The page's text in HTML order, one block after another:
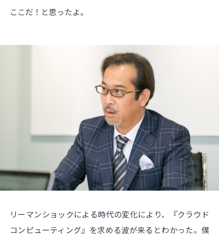
ここだ！と思ったよ。
リーマンショックによる時代の変化により、『クラウド
コンピューティング』を求める波が来るとわかった。僕